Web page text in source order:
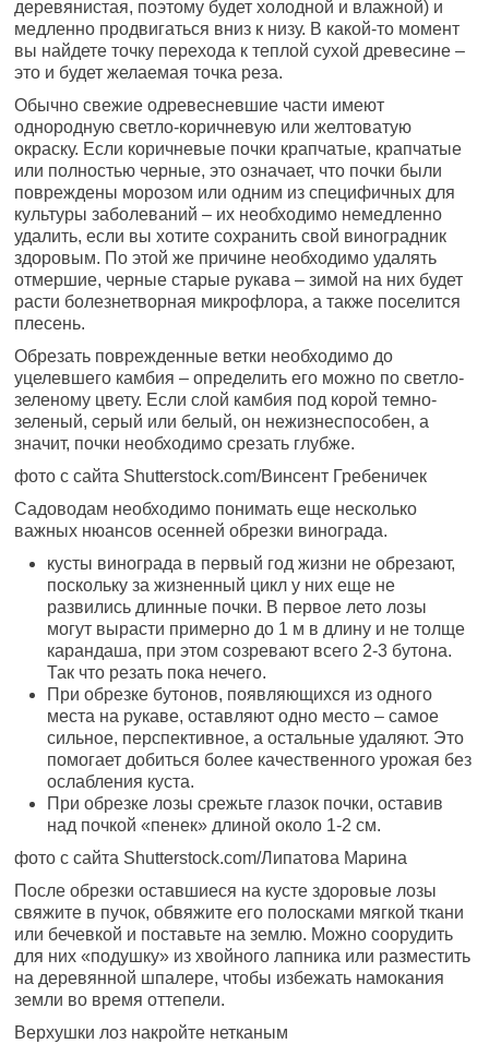
деревянистая, поэтому будет холодной и влажной) и
медленно продвигаться вниз к низу. В какой-то момент
вы найдете точку перехода к теплой сухой древесине –
это и будет желаемая точка реза.
Обычно свежие одревесневшие части имеют
однородную светло-коричневую или желтоватую
окраску. Если коричневые почки крапчатые, крапчатые
или полностью черные, это означает, что почки были
повреждены морозом или одним из специфичных для
культуры заболеваний – их необходимо немедленно
удалить, если вы хотите сохранить свой виноградник
здоровым. По этой же причине необходимо удалять
отмершие, черные старые рукава – зимой на них будет
расти болезнетворная микрофлора, а также поселится
плесень.
Обрезать поврежденные ветки необходимо до
уцелевшего камбия – определить его можно по светло-
зеленому цвету. Если слой камбия под корой темно-
зеленый, серый или белый, он нежизнеспособен, а
значит, почки необходимо срезать глубже.
фото с сайта Shutterstock.com/Винсент Гребеничек
Садоводам необходимо понимать еще несколько
важных нюансов осенней обрезки винограда.
кусты винограда в первый год жизни не обрезают,
поскольку за жизненный цикл у них еще не
развились длинные почки. В первое лето лозы
могут вырасти примерно до 1 м в длину и не толще
карандаша, при этом созревают всего 2-3 бутона.
Так что резать пока нечего.
При обрезке бутонов, появляющихся из одного
места на рукаве, оставляют одно место – самое
сильное, перспективное, а остальные удаляют. Это
помогает добиться более качественного урожая без
ослабления куста.
При обрезке лозы срежьте глазок почки, оставив
над почкой «пенек» длиной около 1-2 см.
фото с сайта Shutterstock.com/Липатова Марина
После обрезки оставшиеся на кусте здоровые лозы
свяжите в пучок, обвяжите его полосками мягкой ткани
или бечевкой и поставьте на землю. Можно соорудить
для них «подушку» из хвойного лапника или разместить
на деревянной шпалере, чтобы избежать намокания
земли во время оттепели.
Верхушки лоз накройте нетканым